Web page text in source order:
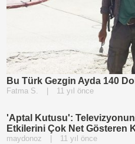
Bu Türk Gezgin Ayda 140
Fatma S. 11 yıl önce
'Aptal Kutusu':
Etkilerini Çok Net Gösteren
maydonoz 11 yıl önce